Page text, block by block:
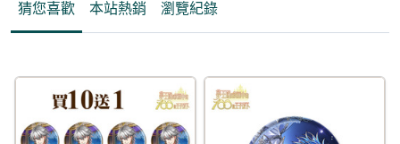
猜您喜歡 本站熱銷 瀏覽紀錄